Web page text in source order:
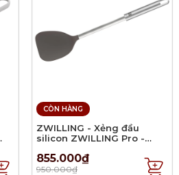
CÒN HÀNG
ZWILLING - Xẻng đầu
silicon ZWILLING Pro -
855.000₫
950.000₫